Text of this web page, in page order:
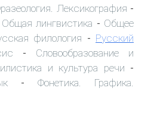
Лексикография -
Общая лингвистика - Общее
филология - Русский
- Словообразование и
и культура речи -
- Фонетика. Графика.